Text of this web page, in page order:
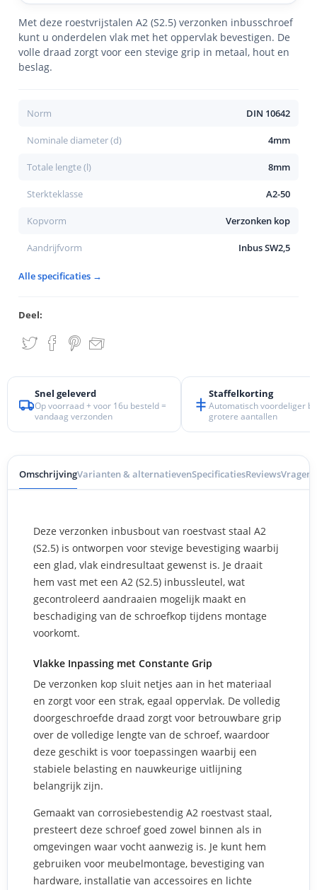
Met deze roestvrijstalen A2 (S2.5) verzonken inbusschroef
kunt u onderdelen vlak met het oppervlak bevestigen. De
volle draad zorgt voor een stevige grip in metaal, hout en
beslag.
Norm DIN 10642
Nominale diameter (d) 4mm
Totale lengte (l) 8mm
Sterkteklasse A2-50
Kopvorm Verzonken kop
Aandrijfvorm Inbus SW2,5
Alle specificaties →
Deel:
Snel geleverd
Op voorraad + voor 16u besteld =
vandaag verzonden
Staffelkorting
Automatisch voordeliger bij
grotere aantallen
OmschrijvingVarianten & alternatievenSpecificatiesReviewsVragen
Deze verzonken inbusbout van roestvast staal A2
(S2.5) is ontworpen voor stevige bevestiging waarbij
een glad, vlak eindresultaat gewenst is. Je draait
hem vast met een A2 (S2.5) inbussleutel, wat
gecontroleerd aandraaien mogelijk maakt en
beschadiging van de schroefkop tijdens montage
voorkomt.
Vlakke Inpassing met Constante Grip
De verzonken kop sluit netjes aan in het materiaal
en zorgt voor een strak, egaal oppervlak. De volledig
doorgeschroefde draad zorgt voor betrouwbare grip
over de volledige lengte van de schroef, waardoor
deze geschikt is voor toepassingen waarbij een
stabiele belasting en nauwkeurige uitlijning
belangrijk zijn.
Gemaakt van corrosiebestendig A2 roestvast staal,
presteert deze schroef goed zowel binnen als in
omgevingen waar vocht aanwezig is. Je kunt hem
gebruiken voor meubelmontage, bevestiging van
hardware, installatie van accessoires en lichte